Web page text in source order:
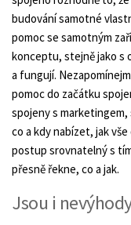
budování samotné
pomoc se samotným
konceptu, stejně jako s
a fungují.
pomoc do začátku
spojeny s
co a kdy nabízet, jak
postup srovnatelný s
přesně řekne, co a jak.
Jsou i